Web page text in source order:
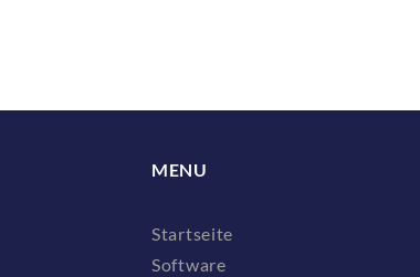
MENU
Startseite
Software